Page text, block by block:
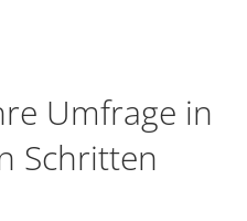
Umfrage in
Schritten